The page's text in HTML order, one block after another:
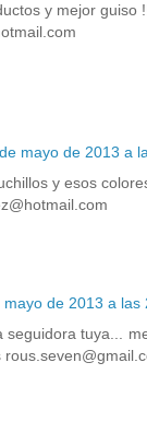
y mejor guiso
mayo de 2013 a
y esos
mayo de 2013 a las
seguidora tuya...